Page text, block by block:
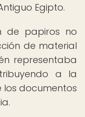
Egipto.
de papiros no
de material
representaba
a la
documentos